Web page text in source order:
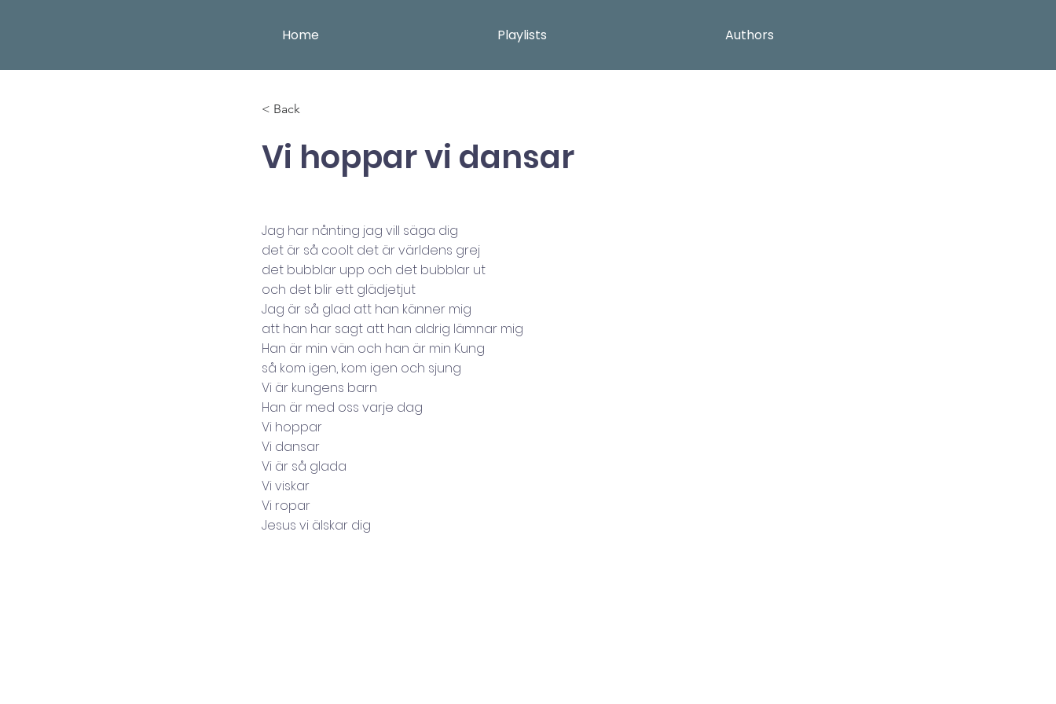
Home Playlists Authors
< Back
Vi hoppar vi dansar
Jag har nånting jag vill säga dig
det är så coolt det är världens grej
det bubblar upp och det bubblar ut
och det blir ett glädjetjut
Jag är så glad att han känner mig
att han har sagt att han aldrig lämnar mig
Han är min vän och han är min Kung
så kom igen, kom igen och sjung
Vi är kungens barn
Han är med oss varje dag
Vi hoppar
Vi dansar
Vi är så glada
Vi viskar
Vi ropar
Jesus vi älskar dig